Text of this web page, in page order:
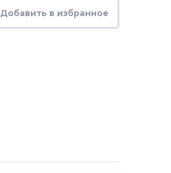
Добавить в избранное